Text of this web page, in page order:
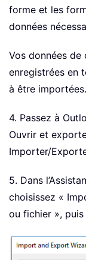
forme et les
données
Vos données
enregistrées en
à être importées.
4. Passez à
Ouvrir et
Importer/
5. Dans
choisissez «
ou fichier »,